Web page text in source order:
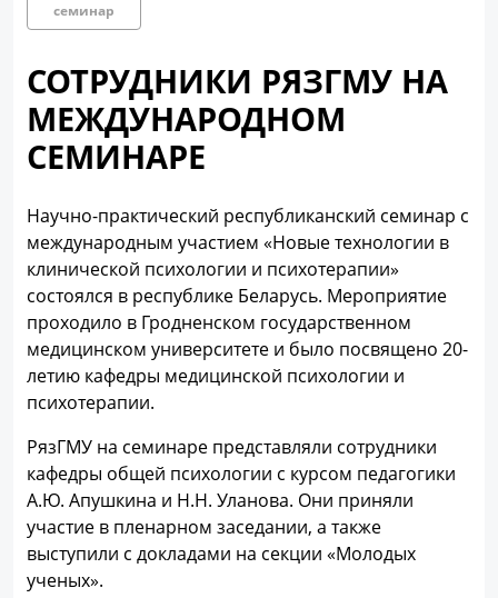
семинар
СОТРУДНИКИ РЯЗГМУ НА
МЕЖДУНАРОДНОМ
СЕМИНАРЕ
Научно-практический республиканский семинар с
международным участием «Новые технологии в
клинической психологии и психотерапии»
состоялся в республике Беларусь. Мероприятие
проходило в Гродненском государственном
медицинском университете и было посвящено 20-
летию кафедры медицинской психологии и
психотерапии.
РязГМУ на семинаре представляли сотрудники
кафедры общей психологии с курсом педагогики
А.Ю. Апушкина и Н.Н. Уланова. Они приняли
участие в пленарном заседании, а также
выступили с докладами на секции «Молодых
ученых».